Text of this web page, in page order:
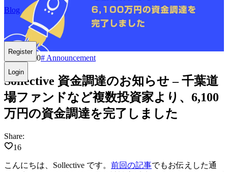
Blog
Register
Login
2022.05.30# Announcement
Sollective 資金調達のお知らせ – 千葉道
場ファンドなど複数投資家より、6,100
万円の資金調達を完了しました
Share:
16
こんにちは、Sollective です。 前回の記事でもお伝えした通